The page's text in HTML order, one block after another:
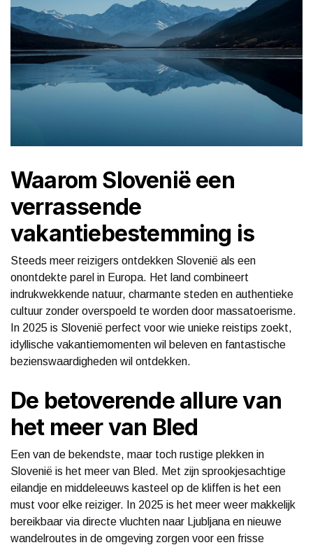
Waarom Slovenië een
verrassende
vakantiebestemming is
Steeds meer reizigers ontdekken Slovenië als een
onontdekte parel in Europa. Het land combineert
indrukwekkende natuur, charmante steden en authentieke
cultuur zonder overspoeld te worden door massatoerisme.
In 2025 is Slovenië perfect voor wie unieke reistips zoekt,
idyllische vakantiemomenten wil beleven en fantastische
bezienswaardigheden wil ontdekken.
De betoverende allure van
het meer van Bled
Een van de bekendste, maar toch rustige plekken in
Slovenië is het meer van Bled. Met zijn sprookjesachtige
eilandje en middeleeuws kasteel op de kliffen is het een
must voor elke reiziger. In 2025 is het meer weer makkelijk
bereikbaar via directe vluchten naar Ljubljana en nieuwe
wandelroutes in de omgeving zorgen voor een frisse